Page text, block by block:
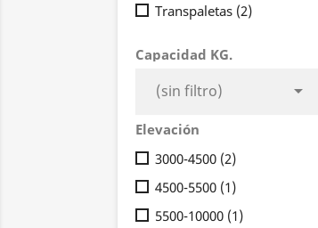
Transpaletas (2)
Capacidad KG.
(sin filtro) 
Elevación
3000-4500 (2)
4500-5500 (1)
5500-10000 (1)